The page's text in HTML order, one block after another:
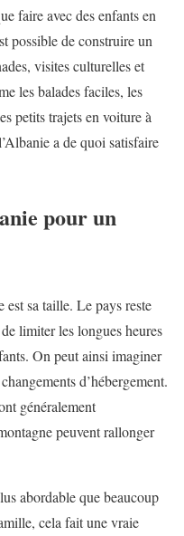
faire avec des enfants en
possible de construire un
visites culturelles et
les balades faciles, les
petits trajets en voiture à
a de quoi satisfaire
pour un
est sa taille. Le pays reste
limiter les longues heures
On peut ainsi imaginer
d’hébergement.
généralement
peuvent rallonger
abordable que beaucoup
cela fait une vraie